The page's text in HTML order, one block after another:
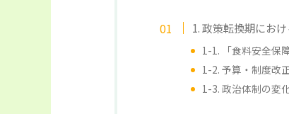
1. 政策転換期にお
1-1. 「食料安全保
1-2. 予算・制度改
1-3. 政治体制の変